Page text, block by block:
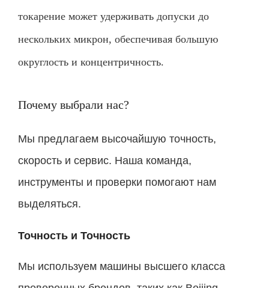
токарение может удерживать допуски до
нескольких микрон, обеспечивая большую
округлость и концентричность.
Почему выбрали нас?
Мы предлагаем высочайшую точность,
скорость и сервис. Наша команда,
инструменты и проверки помогают нам
выделяться.
Точность и Точность
Мы используем машины высшего класса